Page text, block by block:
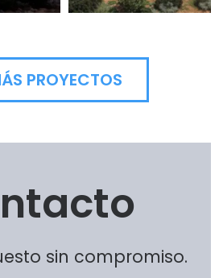
PROYECTOS
sin compromiso.